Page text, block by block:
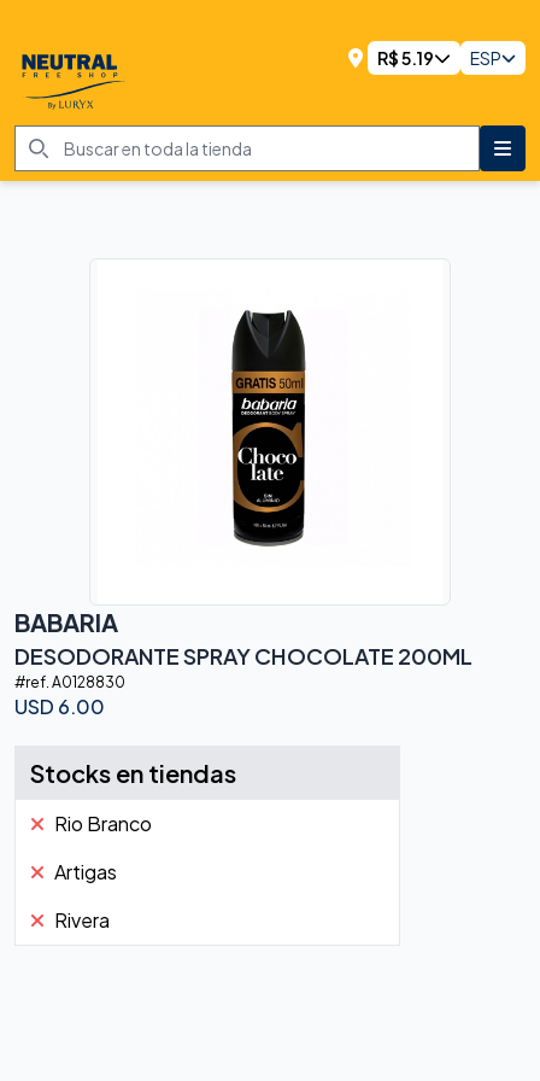
R$5.19 ESP
BABARIA
DESODORANTE SPRAY CHOCOLATE 200ML
#ref. A0128830
USD 6.00
Stocks en tiendas
Rio Branco
Artigas
Rivera